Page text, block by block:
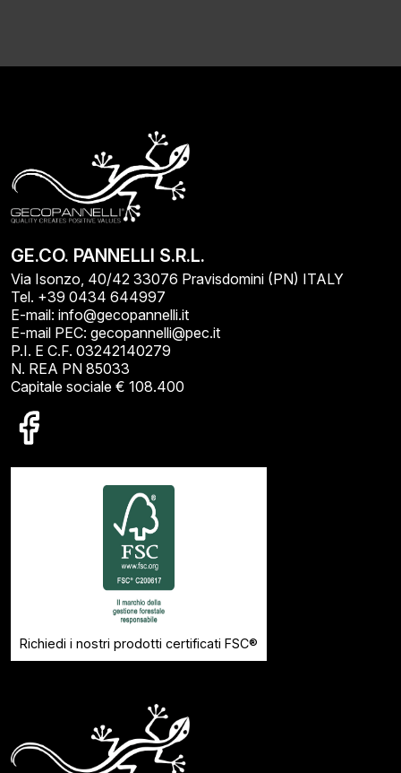
GE.CO. PANNELLI S.R.L.
Via Isonzo, 40/42 33076 Pravisdomini (PN) ITALY
Tel. +39 0434 644997
E-mail: info@gecopannelli.it
E-mail PEC: gecopannelli@pec.it
P.I. E C.F. 03242140279
N. REA PN 85033
Capitale sociale € 108.400
Richiedi i nostri prodotti certificati FSC®